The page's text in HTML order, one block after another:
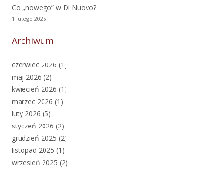
Co „nowego” w Di Nuovo?
1 lutego 2026
Archiwum
czerwiec 2026 (1)
maj 2026 (2)
kwiecień 2026 (1)
marzec 2026 (1)
luty 2026 (5)
styczeń 2026 (2)
grudzień 2025 (2)
listopad 2025 (1)
wrzesień 2025 (2)